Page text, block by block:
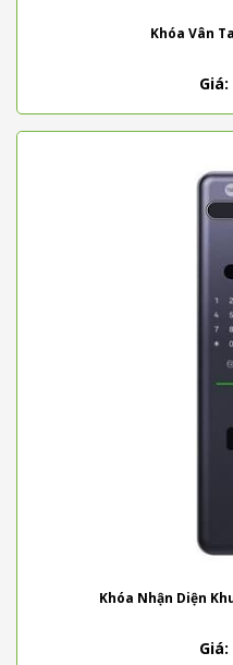
Khóa Vân
Giá:
Khóa Nhận Diện
Giá: